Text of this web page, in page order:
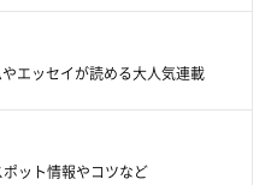
エッセイが読める大人気連載
ット情報やコツなど